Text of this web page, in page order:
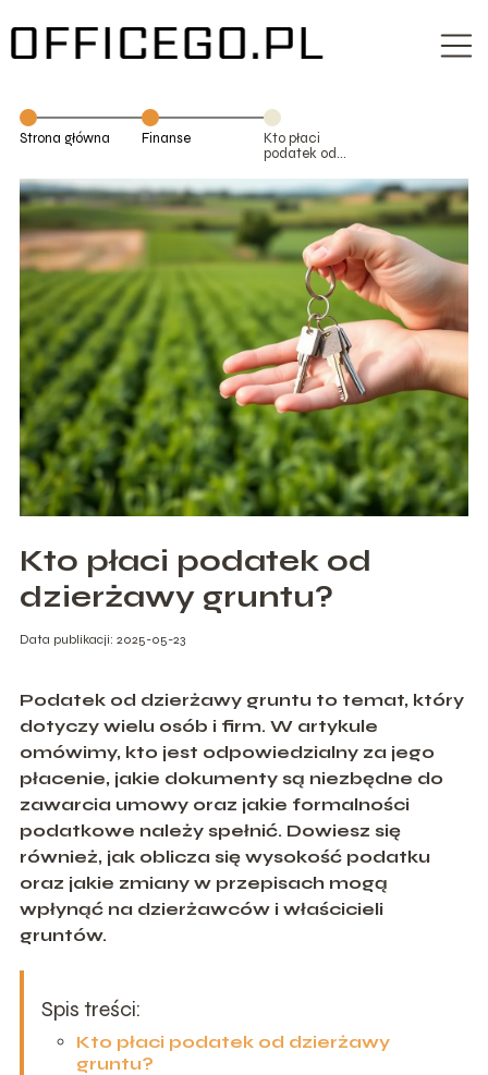
Strona główna Finanse
Kto płaci
podatek od
gruntu?
Kto płaci podatek od
dzierżawy gruntu?
Data publikacji: 2025-05-23
Podatek od dzierżawy gruntu to temat, który
dotyczy wielu osób i firm. W artykule
omówimy, kto jest odpowiedzialny za jego
płacenie, jakie dokumenty są niezbędne do
zawarcia umowy oraz jakie formalności
podatkowe należy spełnić. Dowiesz się
również, jak oblicza się wysokość podatku
oraz jakie zmiany w przepisach mogą
wpłynąć na dzierżawców i właścicieli
gruntów.
Spis treści:
Kto płaci podatek od dzierżawy
gruntu?